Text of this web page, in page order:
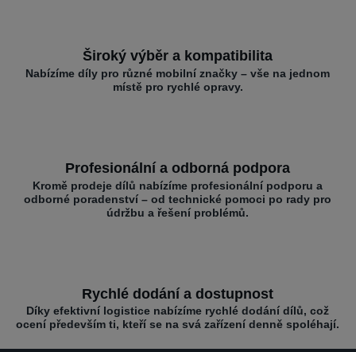
Široký výběr a kompatibilita
Nabízíme díly pro různé mobilní značky – vše na jednom
místě pro rychlé opravy.
Profesionální a odborná podpora
Kromě prodeje dílů nabízíme profesionální podporu a
odborné poradenství – od technické pomoci po rady pro
údržbu a řešení problémů.
Rychlé dodání a dostupnost
Díky efektivní logistice nabízíme rychlé dodání dílů, což
ocení především ti, kteří se na svá zařízení denně spoléhají.